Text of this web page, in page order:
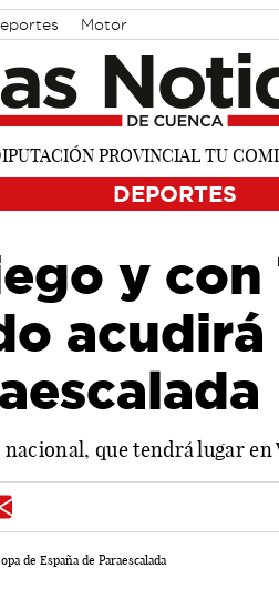
Motor
DEPORTES
y con
acudirá
que tendrá lugar en